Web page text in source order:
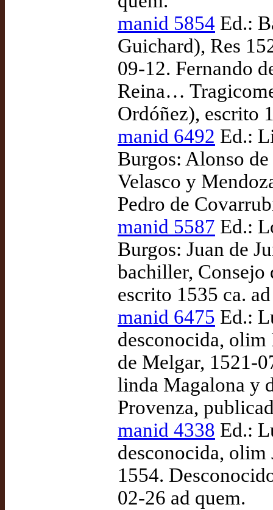
manid 5854 Ed.:
Guichard), Res
09-12. Fernando
Reina…
Ordóñez), escrito
manid 6492 Ed.:
Burgos: Alonso
Velasco y
Pedro de
manid 5587 Ed.:
Burgos: Juan de
bachiller, Consejo
escrito 1535 ca.
manid 6475 Ed.:
desconocida,
de Melgar, 1521-
linda Magalona y
Provenza,
manid 4338 Ed.:
desconocida, olim
1554.
02-26 ad quem.